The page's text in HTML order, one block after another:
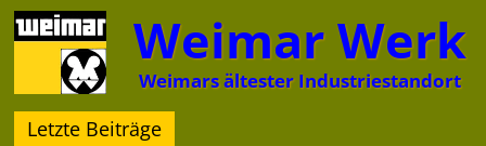
Zum
Inhalt
springen
Weimar Werk
Weimars ältester Industriestandort
Letzte Beiträge